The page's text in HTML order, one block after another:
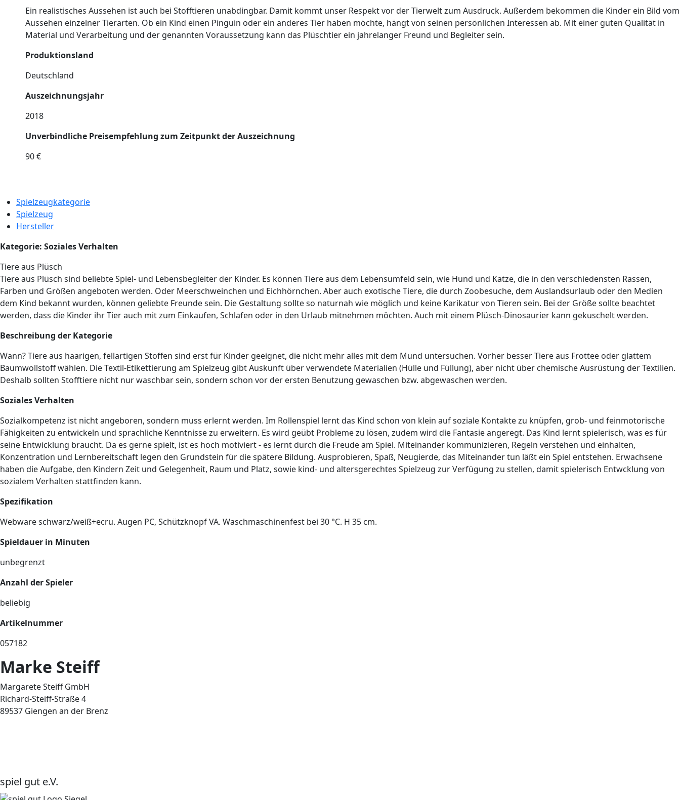
Ein realistisches Aussehen ist auch bei Stofftieren unabdingbar. Damit kommt unser Respekt vor der Tierwelt zum Ausdruck. Außerdem bekommen die Kinder ein Bild vom
Aussehen einzelner Tierarten. Ob ein Kind einen Pinguin oder ein anderes Tier haben möchte, hängt von seinen persönlichen Interessen ab. Mit einer guten Qualität in
Material und Verarbeitung und der genannten Voraussetzung kann das Plüschtier ein jahrelanger Freund und Begleiter sein.
Produktionsland
Deutschland
Auszeichnungsjahr
2018
Unverbindliche Preisempfehlung zum Zeitpunkt der Auszeichnung
90 €
Spielzeugkategorie
Spielzeug
Hersteller
Kategorie: Soziales Verhalten
Tiere aus Plüsch
Tiere aus Plüsch sind beliebte Spiel- und Lebensbegleiter der Kinder. Es können Tiere aus dem Lebensumfeld sein, wie Hund und Katze, die in den verschiedensten Rassen,
Farben und Größen angeboten werden. Oder Meerschweinchen und Eichhörnchen. Aber auch exotische Tiere, die durch Zoobesuche, dem Auslandsurlaub oder den Medien
dem Kind bekannt wurden, können geliebte Freunde sein. Die Gestaltung sollte so naturnah wie möglich und keine Karikatur von Tieren sein. Bei der Größe sollte beachtet
werden, dass die Kinder ihr Tier auch mit zum Einkaufen, Schlafen oder in den Urlaub mitnehmen möchten. Auch mit einem Plüsch-Dinosaurier kann gekuschelt werden.
Beschreibung der Kategorie
Wann? Tiere aus haarigen, fellartigen Stoffen sind erst für Kinder geeignet, die nicht mehr alles mit dem Mund untersuchen. Vorher besser Tiere aus Frottee oder glattem
Baumwollstoff wählen. Die Textil-Etikettierung am Spielzeug gibt Auskunft über verwendete Materialien (Hülle und Füllung), aber nicht über chemische Ausrüstung der Textilien.
Deshalb sollten Stofftiere nicht nur waschbar sein, sondern schon vor der ersten Benutzung gewaschen bzw. abgewaschen werden.
Soziales Verhalten
Sozialkompetenz ist nicht angeboren, sondern muss erlernt werden. Im Rollenspiel lernt das Kind schon von klein auf soziale Kontakte zu knüpfen, grob- und feinmotorische
Fähigkeiten zu entwickeln und sprachliche Kenntnisse zu erweitern. Es wird geübt Probleme zu lösen, zudem wird die Fantasie angeregt. Das Kind lernt spielerisch, was es für
seine Entwicklung braucht. Da es gerne spielt, ist es hoch motiviert - es lernt durch die Freude am Spiel. Miteinander kommunizieren, Regeln verstehen und einhalten,
Konzentration und Lernbereitschaft legen den Grundstein für die spätere Bildung. Ausprobieren, Spaß, Neugierde, das Miteinander tun läßt ein Spiel entstehen. Erwachsene
haben die Aufgabe, den Kindern Zeit und Gelegenheit, Raum und Platz, sowie kind- und altersgerechtes Spielzeug zur Verfügung zu stellen, damit spielerisch Entwcklung von
sozialem Verhalten stattfinden kann.
Spezifikation
Webware schwarz/weiß+ecru. Augen PC, Schützknopf VA. Waschmaschinenfest bei 30 °C. H 35 cm.
Spieldauer in Minuten
unbegrenzt
Anzahl der Spieler
beliebig
Artikelnummer
057182
Marke Steiff
Margarete Steiff GmbH
Richard-Steiff-Straße 4
89537 Giengen an der Brenz
spiel gut e.V.